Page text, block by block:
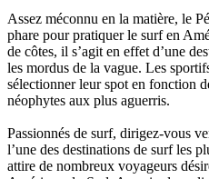
Assez méconnu en la matière, le
phare pour pratiquer le surf en
de côtes, il s’agit en effet d’une
les mordus de la vague. Les
sélectionner leur spot en fonction
néophytes aux plus aguerris.
Passionnés de surf, dirigez-vous
l’une des destinations de surf les
attire de nombreux voyageurs